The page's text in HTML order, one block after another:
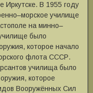
Иркутске. В 1955 году
училище
на минно–
было
которое начало
флота СССР.
училища было
которое
Вооружённых Сил